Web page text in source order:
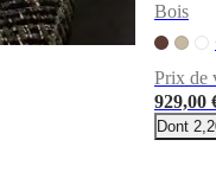
Bois
Prix de
929,00
Dont